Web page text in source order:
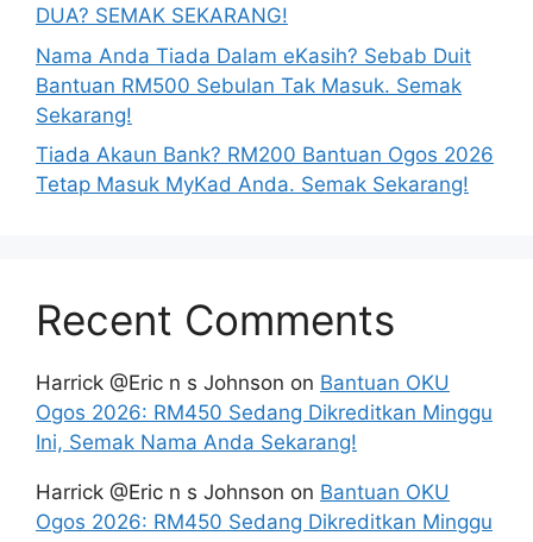
DUA? SEMAK SEKARANG!
Nama Anda Tiada Dalam eKasih? Sebab Duit
Bantuan RM500 Sebulan Tak Masuk. Semak
Sekarang!
Tiada Akaun Bank? RM200 Bantuan Ogos 2026
Tetap Masuk MyKad Anda. Semak Sekarang!
Recent Comments
Harrick @Eric n s Johnson on Bantuan OKU
Ogos 2026: RM450 Sedang Dikreditkan Minggu
Ini, Semak Nama Anda Sekarang!
Harrick @Eric n s Johnson on Bantuan OKU
Ogos 2026: RM450 Sedang Dikreditkan Minggu